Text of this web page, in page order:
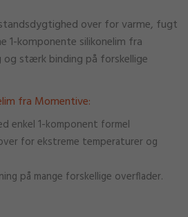
over for varme, fugt
1-komponente silikonelim fra
og stærk binding på forskellige
fra Momentive:
enkel 1-komponent formel
for ekstreme temperaturer og
på mange forskellige overflader.